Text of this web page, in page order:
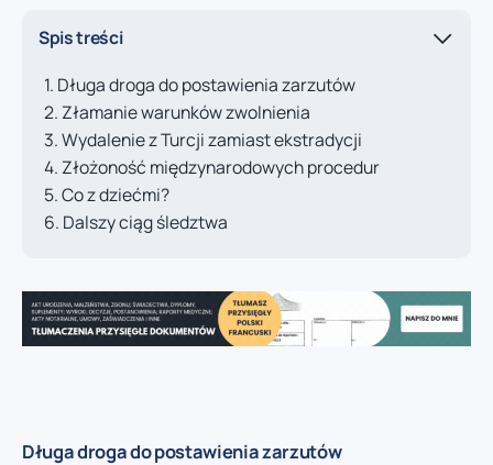
Spis treści
Długa droga do postawienia zarzutów
Złamanie warunków zwolnienia
Wydalenie z Turcji zamiast ekstradycji
Złożoność międzynarodowych procedur
Co z dziećmi?
Dalszy ciąg śledztwa
Długa droga do postawienia zarzutów